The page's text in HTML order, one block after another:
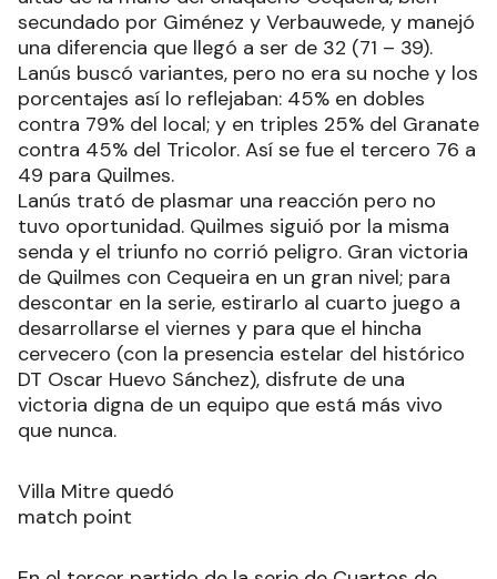
secundado por Giménez y Verbauwede, y manejó
una diferencia que llegó a ser de 32 (71 – 39).
Lanús buscó variantes, pero no era su noche y los
porcentajes así lo reflejaban: 45% en dobles
contra 79% del local; y en triples 25% del Granate
contra 45% del Tricolor. Así se fue el tercero 76 a
49 para Quilmes.
Lanús trató de plasmar una reacción pero no
tuvo oportunidad. Quilmes siguió por la misma
senda y el triunfo no corrió peligro. Gran victoria
de Quilmes con Cequeira en un gran nivel; para
descontar en la serie, estirarlo al cuarto juego a
desarrollarse el viernes y para que el hincha
cervecero (con la presencia estelar del histórico
DT Oscar Huevo Sánchez), disfrute de una
victoria digna de un equipo que está más vivo
que nunca.
Villa Mitre quedó
match point